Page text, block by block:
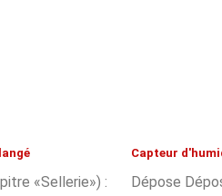
«Sellerie») :
Capteur
Dépose